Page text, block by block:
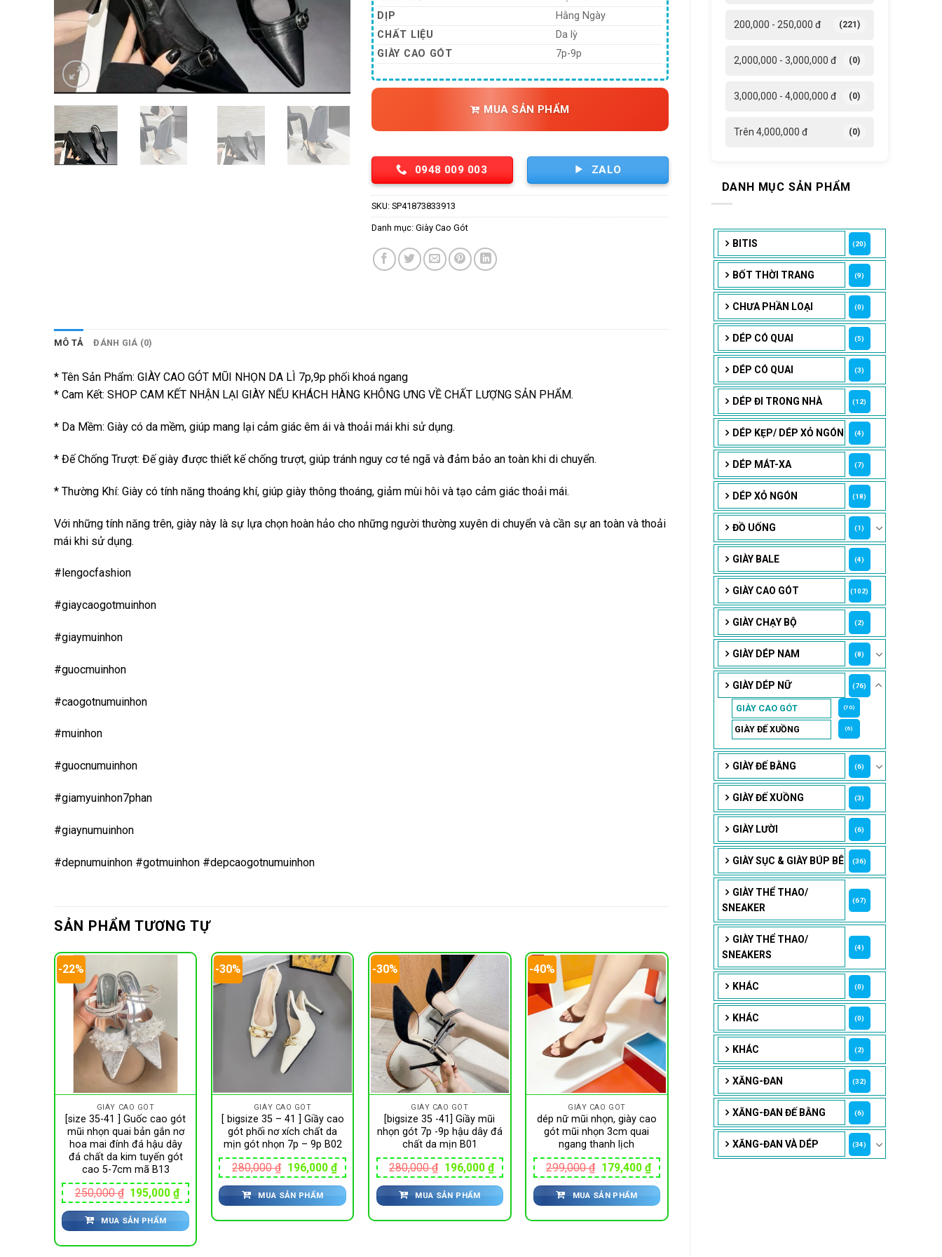
200,000 - 250,000 đ (221)
2,000,000 - 3,000,000 đ (0)
3,000,000 - 4,000,000 đ (0)
Trên 4,000,000 đ (0)
DANH MỤC SẢN PHẨM
BITIS (20)
BỐT THỜI TRANG (9)
CHƯA PHẦN LOẠI (0)
DÉP CÓ QUAI (5)
DÉP CÓ QUAI (3)
DÉP ĐI TRONG NHÀ (12)
DÉP KẸP/ DÉP XỎ NGÓN (4)
DÉP MÁT-XA (7)
DÉP XỎ NGÓN (18)
ĐỒ UỐNG (1)
GIÀY BALE (4)
GIÀY CAO GÓT (102)
GIÀY CHẠY BỘ (2)
GIÀY DÉP NAM (8)
GIÀY DÉP NỮ (76)
GIÀY CAO GÓT (70)
GIÀY ĐẾ XUỒNG (6)
GIÀY ĐẾ BẰNG (6)
GIÀY ĐẾ XUỒNG (3)
GIÀY LƯỜI (6)
GIÀY SỤC & GIÀY BÚP BÊ (36)
GIÀY THỂ THAO/
SNEAKER
(67)
GIÀY THỂ THAO/
SNEAKERS
(4)
KHÁC (0)
KHÁC (0)
KHÁC (2)
XĂNG-ĐAN (32)
XĂNG-ĐAN ĐẾ BẰNG (6)
XĂNG-ĐAN VÀ DÉP (34)
205,640 ₫.
DỊP
Hằng Ngày
CHẤT LIỆU
Da lỳ
GIÀY CAO GÓT
7p-9p
MUA SẢN PHẨM
0948 009 003 ZALO
SKU:SP41873833913
Danh mục:Giày Cao Gót
MÔ TẢ ĐÁNH GIÁ (0)
* Tên Sản Phẩm: GIÀY CAO GÓT MŨI NHỌN DA LÌ 7p,9p phối khoá ngang
* Cam Kết: SHOP CAM KẾT NHẬN LẠI GIÀY NẾU KHÁCH HÀNG KHÔNG ƯNG VỀ CHẤT LƯỢNG SẢN PHẨM.
* Da Mềm: Giày có da mềm, giúp mang lại cảm giác êm ái và thoải mái khi sử dụng.
* Đế Chống Trượt: Đế giày được thiết kế chống trượt, giúp tránh nguy cơ té ngã và đảm bảo an toàn khi di chuyển.
* Thường Khí: Giày có tính năng thoáng khí, giúp giày thông thoáng, giảm mùi hôi và tạo cảm giác thoải mái.
Với những tính năng trên, giày này là sự lựa chọn hoàn hảo cho những người thường xuyên di chuyển và cần sự an toàn và thoải
mái khi sử dụng.
#lengocfashion
#giaycaogotmuinhon
#giaymuinhon
#guocmuinhon
#caogotnumuinhon
#muinhon
#guocnumuinhon
#giamyuinhon7phan
#giaynumuinhon
#depnumuinhon #gotmuinhon #depcaogotnumuinhon
SẢN PHẨM TƯƠNG TỰ
-22%
GIÀY CAO GÓT
[size 35-41 ] Guốc cao gót
mũi nhọn quai bản gắn nơ
hoa mai đính đá hậu dây
đá chất da kim tuyến gót
cao 5-7cm mã B13
250,000₫ Giá
gốc
là:
250,000 ₫.
195,000₫Giá
hiện
tại
là:
195,000 ₫.
MUA SẢN PHẨM
-30%
GIÀY CAO GÓT
[ bigsize 35 – 41 ] Giầy cao
gót phối nơ xích chất da
mịn gót nhọn 7p – 9p B02
280,000₫ Giá
gốc
là:
280,000 ₫.
196,000 ₫Giá
hiện
tại
là:
196,000 ₫.
MUA SẢN PHẨM
-30%
GIÀY CAO GÓT
[bigsize 35 -41] Giầy mũi
nhọn gót 7p -9p hậu dây đá
chất da mịn B01
280,000₫ Giá
gốc
là:
280,000 ₫.
196,000 ₫Giá
hiện
tại
là:
196,000 ₫.
MUA SẢN PHẨM
-40%
GIÀY CAO GÓT
dép nữ mũi nhọn, giày cao
gót mũi nhọn 3cm quai
ngang thanh lịch
299,000₫ Giá
gốc
là:
299,000 ₫.
179,400 ₫Giá
hiện
tại
là:
179,400 ₫.
MUA SẢN PHẨM